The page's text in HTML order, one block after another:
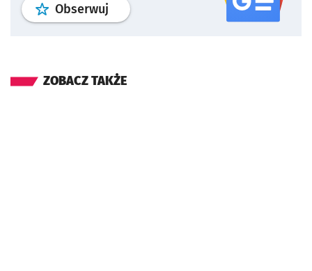
Obserwuj profil serwisu
ZOBACZ TAKŻE